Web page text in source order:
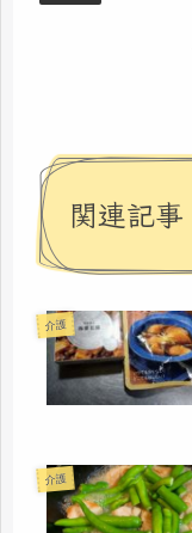
関連記事
介護
介護